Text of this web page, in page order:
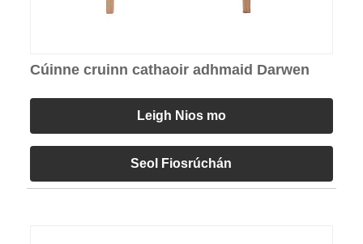
Cúinne cruinn cathaoir adhmaid Darwen
Leigh Nios mo
Seol Fiosrúchán